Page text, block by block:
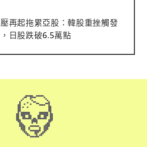
再起拖累亞股：韓股重挫觸發
日股跌破6.5萬點